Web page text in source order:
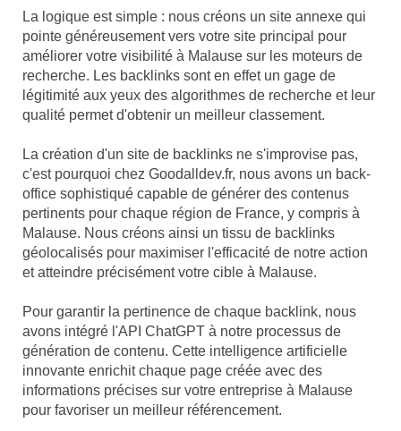
La logique est simple : nous créons un site annexe qui
pointe généreusement vers votre site principal pour
améliorer votre visibilité à Malause sur les moteurs de
recherche. Les backlinks sont en effet un gage de
légitimité aux yeux des algorithmes de recherche et leur
qualité permet d'obtenir un meilleur classement.
La création d'un site de backlinks ne s'improvise pas,
c'est pourquoi chez Goodalldev.fr, nous avons un back-
office sophistiqué capable de générer des contenus
pertinents pour chaque région de France, y compris à
Malause. Nous créons ainsi un tissu de backlinks
géolocalisés pour maximiser l'efficacité de notre action
et atteindre précisément votre cible à Malause.
Pour garantir la pertinence de chaque backlink, nous
avons intégré l'API ChatGPT à notre processus de
génération de contenu. Cette intelligence artificielle
innovante enrichit chaque page créée avec des
informations précises sur votre entreprise à Malause
pour favoriser un meilleur référencement.